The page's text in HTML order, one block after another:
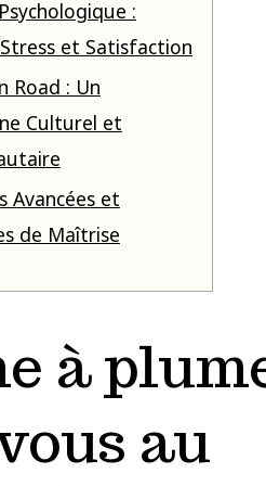
:
et Satisfaction
Road : Un
Culturel et
Avancées et
de Maîtrise
à
au